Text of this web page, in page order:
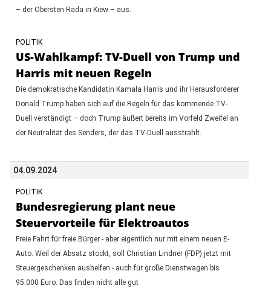
– der Obersten Rada in Kiew – aus.
POLITIK
US-Wahlkampf: TV-Duell von Trump und
Harris mit neuen Regeln
Die demokratische Kandidatin Kamala Harris und ihr Herausforderer
Donald Trump haben sich auf die Regeln für das kommende TV-
Duell verständigt – doch Trump äußert bereits im Vorfeld Zweifel an
der Neutralität des Senders, der das TV-Duell ausstrahlt.
04.09.2024
POLITIK
Bundesregierung plant neue
Steuervorteile für Elektroautos
Freie Fahrt für freie Bürger - aber eigentlich nur mit einem neuen E-
Auto. Weil der Absatz stockt, soll Christian Lindner (FDP) jetzt mit
Steuergeschenken aushelfen - auch für große Dienstwagen bis
95.000 Euro. Das finden nicht alle gut